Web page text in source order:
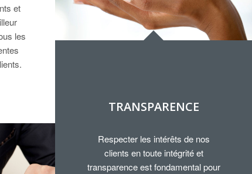
et
les
TRANSPARENCE
Respecter les intérêts de nos
clients en toute intégrité et
transparence est fondamental pour